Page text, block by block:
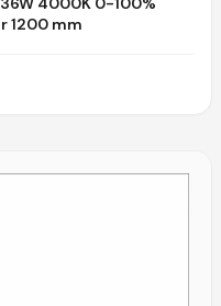
1200 mm